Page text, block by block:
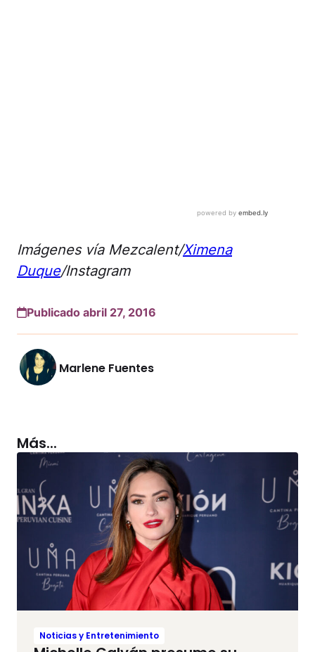
Imágenes vía Mezcalent/Ximena
Duque/Instagram
Publicado abril 27, 2016
Marlene Fuentes
Más...
Noticias y Entretenimiento